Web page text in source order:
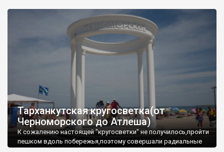
Тарханкутская кругосветка(от
Черноморского до Атлеша)
К сожалению настоящей "кругосветки" не получилось,пройти
пешком вдоль побережья,поэтому совершали радиальные